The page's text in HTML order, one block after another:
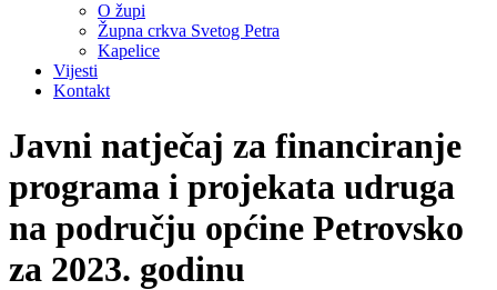
O župi
Župna crkva Svetog Petra
Kapelice
Vijesti
Kontakt
Javni natječaj za financiranje
programa i projekata udruga
na području općine Petrovsko
za 2023. godinu